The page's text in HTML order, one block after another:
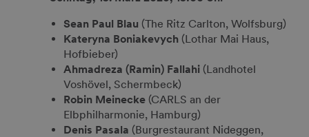
Sean Paul Blau (The Ritz Carlton, Wolfsburg)
Kateryna Boniakevych (Lothar Mai Haus,
Hofbieber)
Ahmadreza (Ramin) Fallahi (Landhotel
Voshövel, Schermbeck)
Robin Meinecke (CARLS an der
Elbphilharmonie, Hamburg)
Denis Pasala (Burgrestaurant Nideggen,